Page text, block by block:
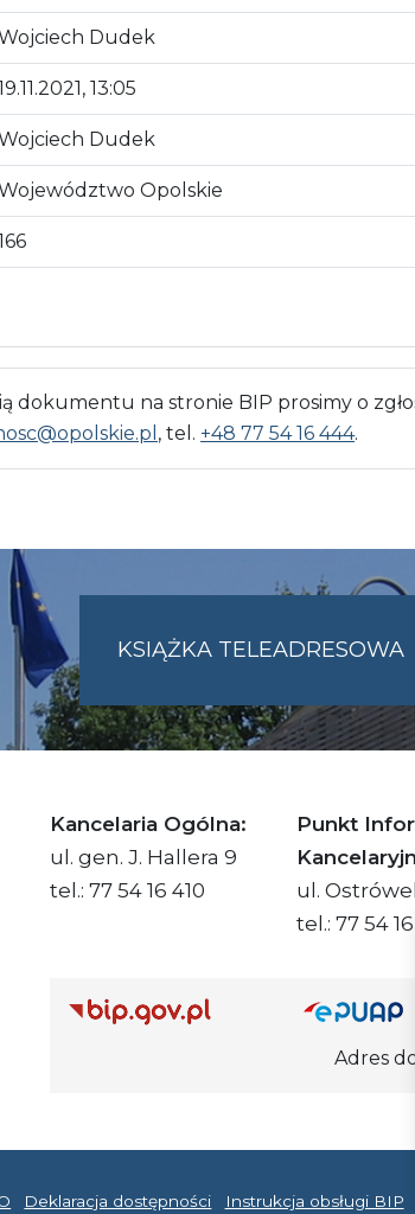
Dudek
13:05
Dudek
Opolskie
na stronie BIP prosimy o
, tel. +48 77 54 16 444.
KSIĄŻKA TELEADRESOWA
Kancelaria Ogólna:
ul. gen. J. Hallera 9
tel.: 77 54 16 410
Punkt
ul.
tel.: 77 54 16
Adres do e-Doręczeń
Deklaracja dostępności Instrukcja obsługi BIP